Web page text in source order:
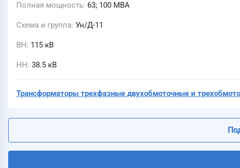
Полная мощность 63; 100 МВА
Схема и группа Ун/Д-11
ВН 115 кВ
НН 38.5 кВ
Трансформаторы трехфазные двухобмоточные и